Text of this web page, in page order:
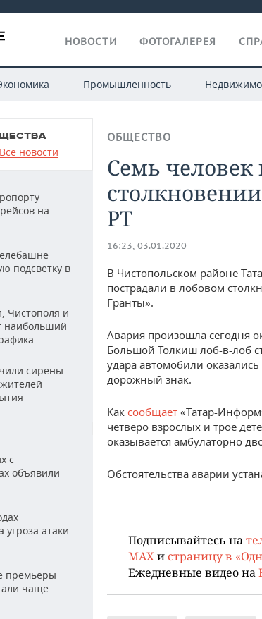
НОВОСТИ ФОТОГАЛЕРЕЯ
Промышленность
Все новости
на
подсветку в
Чистополя и
наибольший
сирены
с
объявили
угроза атаки
премьеры
чаще
ОБЩЕСТВО
Семь человек
РТ
16:23, 03.01.2020
В Чистопольском районе
пострадали в лобовом
Гранты».
Авария произошла сегодня
Большой Толкиш лоб-в-лоб
удара автомобили
дорожный знак.
Как сообщает «Татар-
четверо взрослых и трое
оказывается амбулаторно
Обстоятельства аварии
Подписывайтесь на
MAX и страницу в
Ежедневные видео на